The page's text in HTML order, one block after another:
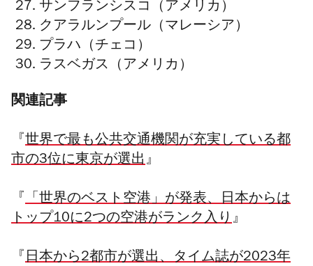
サンフランシスコ（アメリカ）
クアラルンプール（マレーシア）
プラハ（チェコ）
ラスベガス（アメリカ）
関連記事
『 世界で最も公共交通機関が充実している都
市の3位に東京が選出』
『 「世界のベスト空港」が発表、日本からは
トップ10に2つの空港がランク入り』
『 日本から2都市が選出、タイム誌が2023年